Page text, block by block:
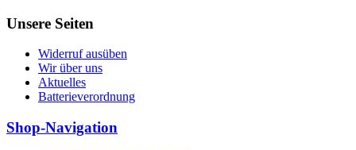
Unsere Seiten
Widerruf ausüben
Wir über uns
Aktuelles
Batterieverordnung
Shop-Navigation